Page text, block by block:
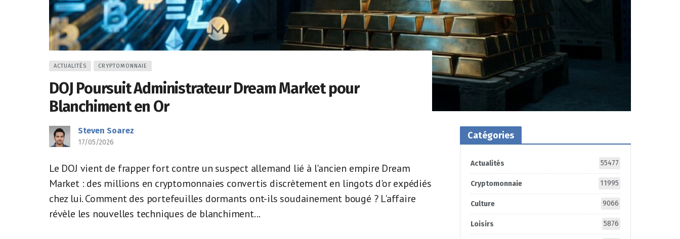
ACTUALITÉS CRYPTOMONNAIE
DOJ Poursuit Administrateur Dream Market pour
Blanchiment en Or
Steven Soarez
17/05/2026
Le DOJ vient de frapper fort contre un suspect allemand lié à l'ancien empire Dream
Market : des millions en cryptomonnaies convertis discrètement en lingots d'or expédiés
chez lui. Comment des portefeuilles dormants ont-ils soudainement bougé ? L'affaire
révèle les nouvelles techniques de blanchiment...
Catégories
Actualités 55477
Cryptomonnaie 11995
Culture 9066
Loisirs 5876